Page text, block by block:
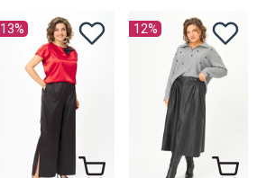
13% 12%